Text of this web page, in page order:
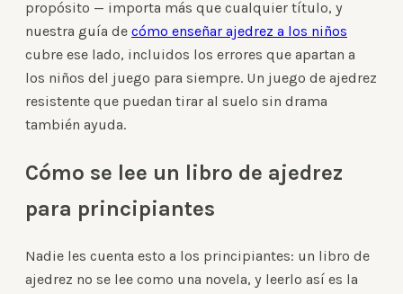
propósito — importa más que cualquier título, y
nuestra guía de cómo enseñar ajedrez a los niños
cubre ese lado, incluidos los errores que apartan a
los niños del juego para siempre. Un juego de ajedrez
resistente que puedan tirar al suelo sin drama
también ayuda.
Cómo se lee un libro de ajedrez
para principiantes
Nadie les cuenta esto a los principiantes: un libro de
ajedrez no se lee como una novela, y leerlo así es la